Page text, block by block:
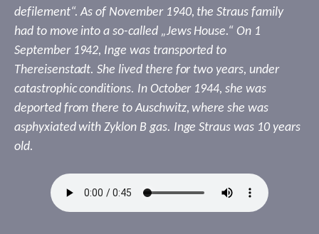
defilement“. As of November 1940, the Straus family
had to move into a so-called „Jews House.“ On 1
September 1942, Inge was transported to
Thereisenstadt. She lived there for two years, under
catastrophic conditions. In October 1944, she was
deported from there to Auschwitz, where she was
asphyxiated with Zyklon B gas. Inge Straus was 10 years
old.